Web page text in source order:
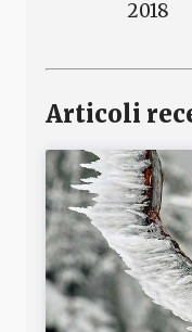
2018
Articoli